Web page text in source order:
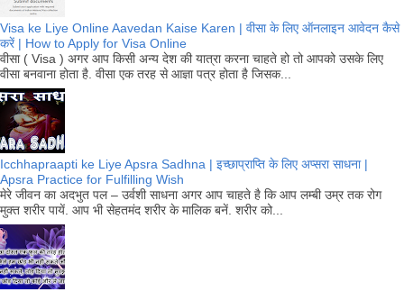
Visa ke Liye Online Aavedan Kaise Karen | वीसा के लिए ऑनलाइन आवेदन कैसे
करें | How to Apply for Visa Online
वीसा ( Visa ) अगर आप किसी अन्य देश की यात्रा करना चाहते हो तो आपको उसके लिए
वीसा बनवाना होता है. वीसा एक तरह से आज्ञा पत्र होता है जिसक...
Icchhapraapti ke Liye Apsra Sadhna | इच्छाप्राप्ति के लिए अप्सरा साधना |
Apsra Practice for Fulfilling Wish
मेरे जीवन का अदभुत पल – उर्वशी साधना अगर आप चाहते है कि आप लम्बी उम्र तक रोग
मुक्त शरीर पायें. आप भी सेहतमंद शरीर के मालिक बनें. शरीर को...